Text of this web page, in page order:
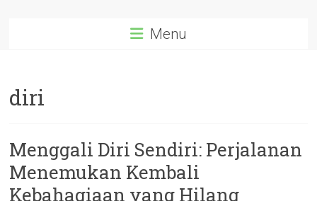
Menu
diri
Menggali Diri Sendiri: Perjalanan
Menemukan Kembali
Kebahagiaan yang Hilang